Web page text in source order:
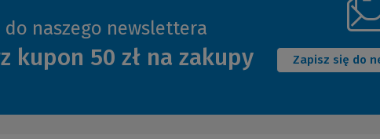
do naszego newslettera
kupon 50 zł na zakupy Zapisz się do